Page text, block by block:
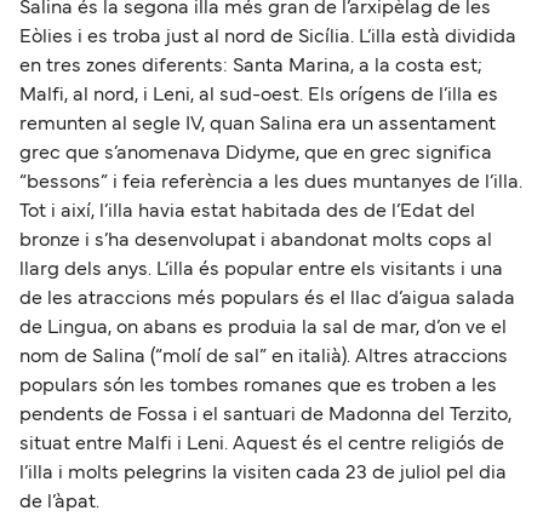
Salina és la segona illa més gran de l’arxipèlag de les
Eòlies i es troba just al nord de Sicília. L’illa està dividida
en tres zones diferents: Santa Marina, a la costa est;
Malfi, al nord, i Leni, al sud-oest. Els orígens de l’illa es
remunten al segle IV, quan Salina era un assentament
grec que s’anomenava Didyme, que en grec significa
“bessons” i feia referència a les dues muntanyes de l’illa.
Tot i així, l’illa havia estat habitada des de l’Edat del
bronze i s’ha desenvolupat i abandonat molts cops al
llarg dels anys. L’illa és popular entre els visitants i una
de les atraccions més populars és el llac d’aigua salada
de Lingua, on abans es produia la sal de mar, d’on ve el
nom de Salina (“molí de sal” en italià). Altres atraccions
populars són les tombes romanes que es troben a les
pendents de Fossa i el santuari de Madonna del Terzito,
situat entre Malfi i Leni. Aquest és el centre religiós de
l’illa i molts pelegrins la visiten cada 23 de juliol pel dia
de l’àpat.